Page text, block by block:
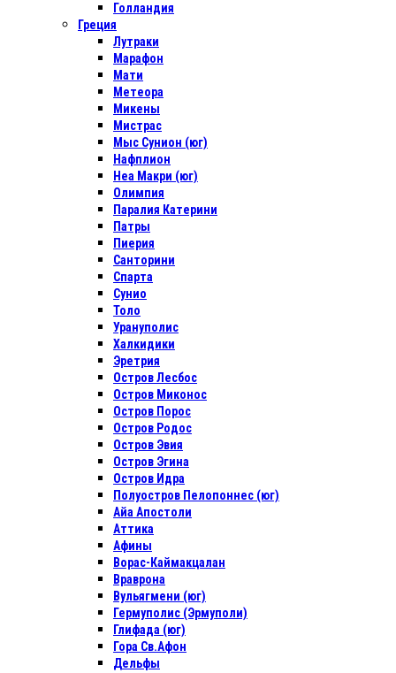
Голландия
Греция
Лутраки
Марафон
Мати
Метеора
Микены
Мистрас
Мыс Сунион (юг)
Нафплион
Неа Макри (юг)
Олимпия
Паралия Катерини
Патры
Пиерия
Санторини
Спарта
Сунио
Толо
Урануполис
Халкидики
Эретрия
Остров Лесбос
Остров Миконос
Остров Порос
Остров Родос
Остров Эвия
Остров Эгина
Остров Идра
Полуостров Пелопоннес (юг)
Айа Апостоли
Аттика
Афины
Ворас-Каймакцалан
Враврона
Вульягмени (юг)
Гермуполис (Эрмуполи)
Глифада (юг)
Гора Св.Афон
Дельфы